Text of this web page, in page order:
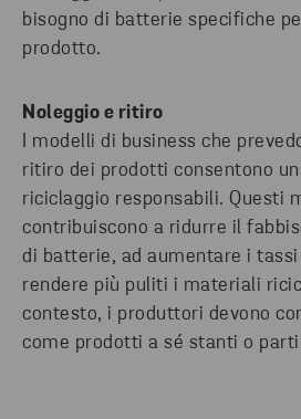
bisogno di batterie specifiche
prodotto.
Noleggio e ritiro
I modelli di business che
ritiro dei prodotti consentono
riciclaggio responsabili. Questi
contribuiscono a ridurre il
di batterie, ad aumentare i
rendere più puliti i materiali
contesto, i produttori devono
come prodotti a sé stanti o